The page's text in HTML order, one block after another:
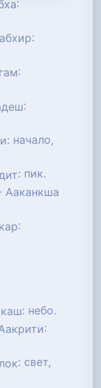
:
:
:
:
: начало,
: пик.
:
: небо.
:
: свет,